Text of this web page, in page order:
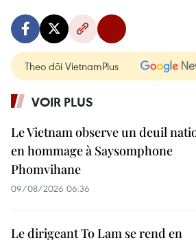
Theo dõi VietnamPlus
VOIR PLUS
Le Vietnam observe un deuil
en hommage à Saysomphone
Phomvihane
09/08/2026 06:36
Le dirigeant To Lam se rend en